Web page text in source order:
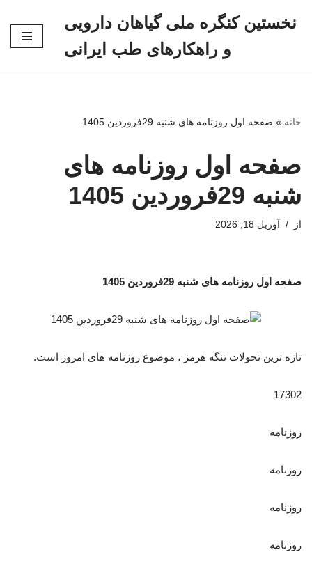
نخستین کنگره ملی گیاهان دارویی
و راهکارهای طب ایرانی
خانه » صفحه اول روزنامه های شنبه 29فروردین 1405
صفحه اول روزنامه های
شنبه 29فروردین 1405
از آوریل 18, 2026
صفحه اول روزنامه های شنبه 29فروردین 1405
تازه ترین تحولات تنگه هرمز ، موضوع روزنامه های امروز است.
17302
روزنامه
روزنامه
روزنامه
روزنامه